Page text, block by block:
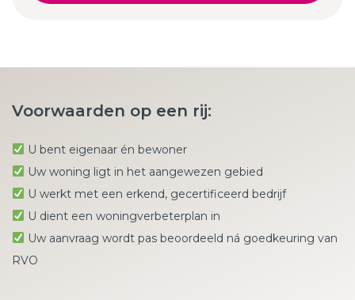
Voorwaarden op een rij:
U bent eigenaar én bewoner
Uw woning ligt in het aangewezen gebied
U werkt met een erkend, gecertificeerd bedrijf
U dient een woningverbeterplan in
Uw aanvraag wordt pas beoordeeld ná goedkeuring van
RVO